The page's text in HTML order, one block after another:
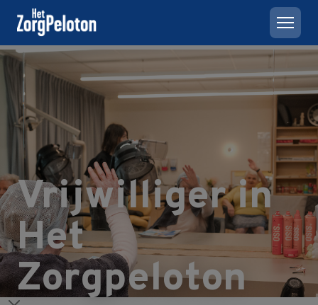
Vrijwilliger in
Het
Zorgpeloton